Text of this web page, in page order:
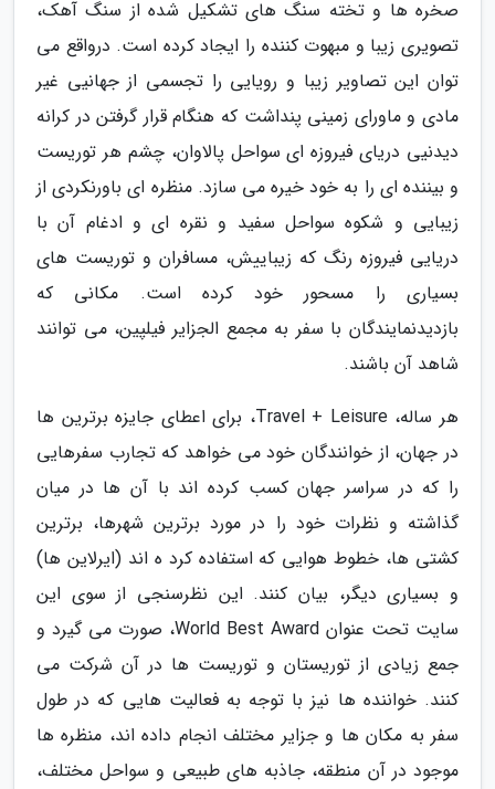
صخره ها و تخته سنگ های تشکیل شده از سنگ آهک،
تصویری زیبا و مبهوت کننده را ایجاد کرده است. درواقع می
توان این تصاویر زیبا و رویایی را تجسمی از جهانیی غیر
مادی و ماورای زمینی پنداشت که هنگام قرار گرفتن در کرانه
دیدنیی دریای فیروزه ای سواحل پالاوان، چشم هر توریست
و بیننده ای را به خود خیره می سازد. منظره ای باورنکردی از
زیبایی و شکوه سواحل سفید و نقره ای و ادغام آن با
دریایی فیروزه رنگ که زیباییش، مسافران و توریست های
بسیاری را مسحور خود کرده است. مکانی که
بازدیدنمایندگان با سفر به مجمع الجزایر فیلپین، می توانند
شاهد آن باشند.
هر ساله، Travel + Leisure، برای اعطای جایزه برترین ها
در جهان، از خوانندگان خود می خواهد که تجارب سفرهایی
را که در سراسر جهان کسب کرده اند با آن ها در میان
گذاشته و نظرات خود را در مورد برترین شهرها، برترین
کشتی ها، خطوط هوایی که استفاده کرد ه اند (ایرلاین ها)
و بسیاری دیگر، بیان کنند. این نظرسنجی از سوی این
سایت تحت عنوان World Best Award، صورت می گیرد و
جمع زیادی از توریستان و توریست ها در آن شرکت می
کنند. خواننده ها نیز با توجه به فعالیت هایی که در طول
سفر به مکان ها و جزایر مختلف انجام داده اند، منظره ها
موجود در آن منطقه، جاذبه های طبیعی و سواحل مختلف،